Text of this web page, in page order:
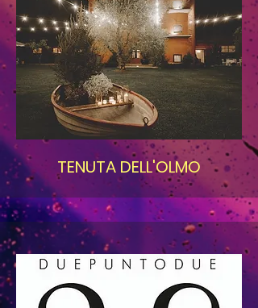
TENUTA DELL'OLMO